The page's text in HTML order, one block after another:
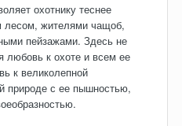
охотнику теснее
лесом, жителями чащоб,
пейзажами. Здесь не
любовь к охоте и всем ее
к великолепной
природе с ее пышностью,